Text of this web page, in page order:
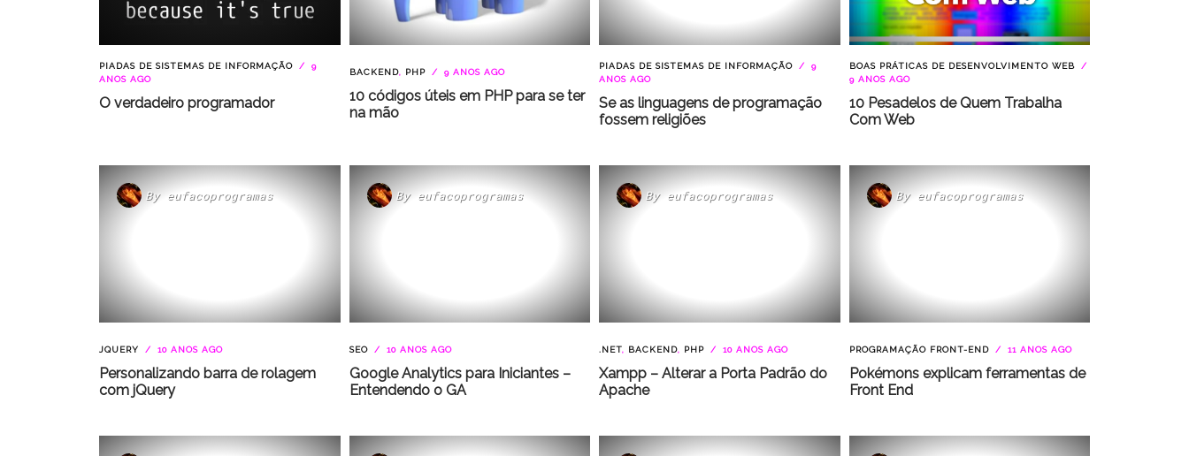
PIADAS DE SISTEMAS DE INFORMAÇÃO
9
ANOS AGO
O verdadeiro programador
BACKEND, PHP 9 ANOS AGO
10 códigos úteis em PHP para se ter
na mão
PIADAS DE SISTEMAS DE INFORMAÇÃO
9
ANOS AGO
Se as linguagens de programação
fossem religiões
BOAS PRÁTICAS DE DESENVOLVIMENTO WEB
9 ANOS AGO
10 Pesadelos de Quem Trabalha
Com Web
By eufacoprogramas
JQUERY 10 ANOS AGO
Personalizando barra de rolagem
com jQuery
By eufacoprogramas
SEO 10 ANOS AGO
Google Analytics para Iniciantes –
Entendendo o GA
By eufacoprogramas
.NET, BACKEND, PHP 10 ANOS AGO
Xampp – Alterar a Porta Padrão do
Apache
By eufacoprogramas
PROGRAMAÇÃO FRONT-END 11 ANOS AGO
Pokémons explicam ferramentas de
Front End